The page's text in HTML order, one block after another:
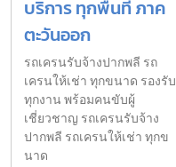
บริการ ทุกพื้นที่ ภาค
ตะวันออก
รถเครนรับจ้างปากพลี รถ
เครนให้เช่า ทุกขนาด รองรับ
ทุกงาน พร้อมคนขับผู้
เชี่ยวชาญ รถเครนรับจ้าง
ปากพลี รถเครนให้เช่า ทุกข
นาด